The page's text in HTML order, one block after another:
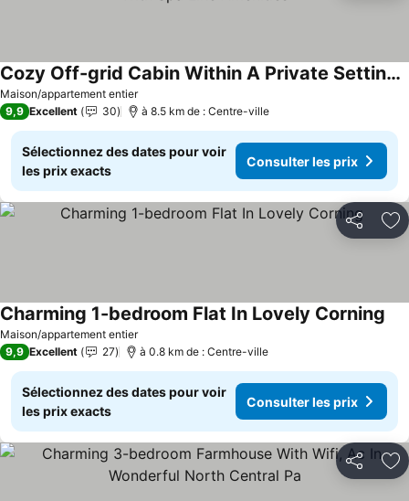
Maison/appartement entier
Cozy Off-grid Cabin Within A Private Setting Loaded With Spa Like Amenities
Consulter les prix
9,9 Excellent 30 à 8.5 km de : Centre-ville
Sélectionnez des dates pour voir
les prix exacts
Consulter les prix
Partager
Maison/appartement entier
Charming 1-bedroom Flat In Lovely Corning
9,9 Excellent 27 à 0.8 km de : Centre-ville
Sélectionnez des dates pour voir
les prix exacts
Consulter les prix
Partager